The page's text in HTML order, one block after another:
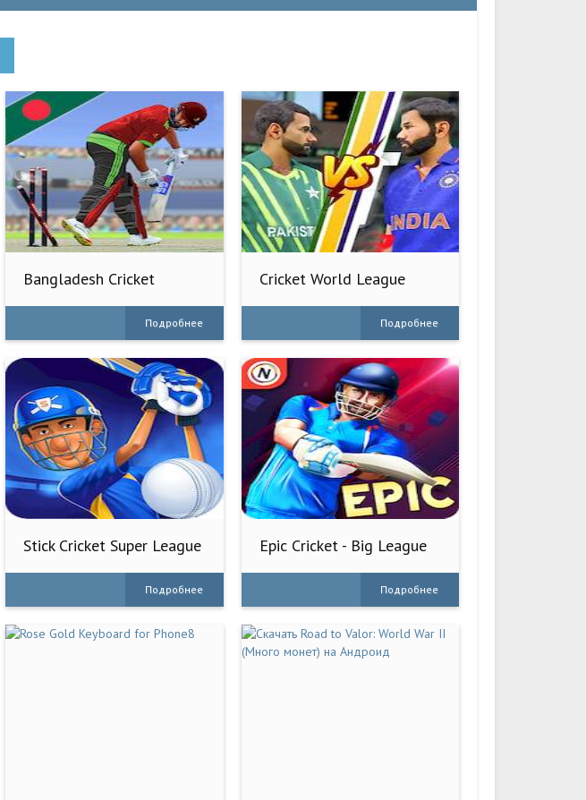
Bangladesh Cricket
Подробнее
Cricket World League
Подробнее
Stick Cricket Super League
Подробнее
Epic Cricket - Big League
Подробнее